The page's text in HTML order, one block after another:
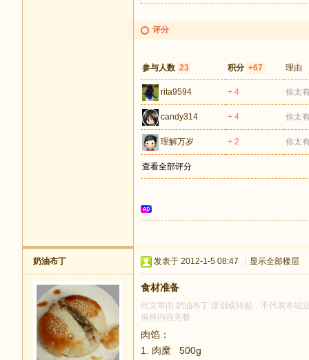
评分
参与人数 23 积分 +67 理由
rita9594 + 4 你太
candy314 + 4 你太
理解万岁 + 2 你太
查看全部评分
奶油布丁 发表于 2012-1-5 08:47 显示全部楼层
食材准备
此文章由 奶油布丁 原创或转贴，不代表本站
保持内容完整
肉馅：
1. 肉糜 500g